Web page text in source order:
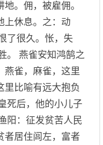
。佣，被雇佣。
上休息。之：动
了很久。怅，失
。 燕雀安知鸿鹄之
燕雀，麻雀，这里
里比喻有远大抱负
死后，他的小儿子
阳：征发贫苦人民
者居住闾左，富者